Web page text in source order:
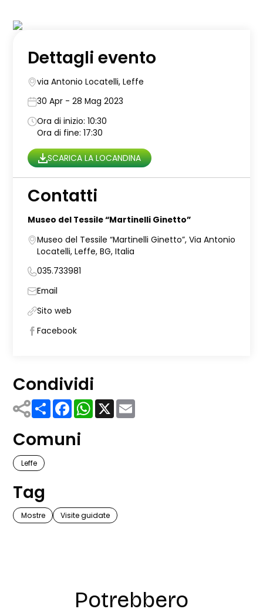
Dettagli evento
via Antonio Locatelli, Leffe
30 Apr - 28 Mag 2023
Ora di inizio: 10:30
Ora di fine: 17:30
SCARICA LA LOCANDINA
Contatti
Museo del Tessile “Martinelli Ginetto”
Museo del Tessile “Martinelli Ginetto”, Via Antonio
Locatelli, Leffe, BG, Italia
035.733981
Email
Sito web
Facebook
Condividi
ShareFacebook
WhatsApp
X
Comuni
Leffe
Tag
Mostre Visite guidate
Potrebbero